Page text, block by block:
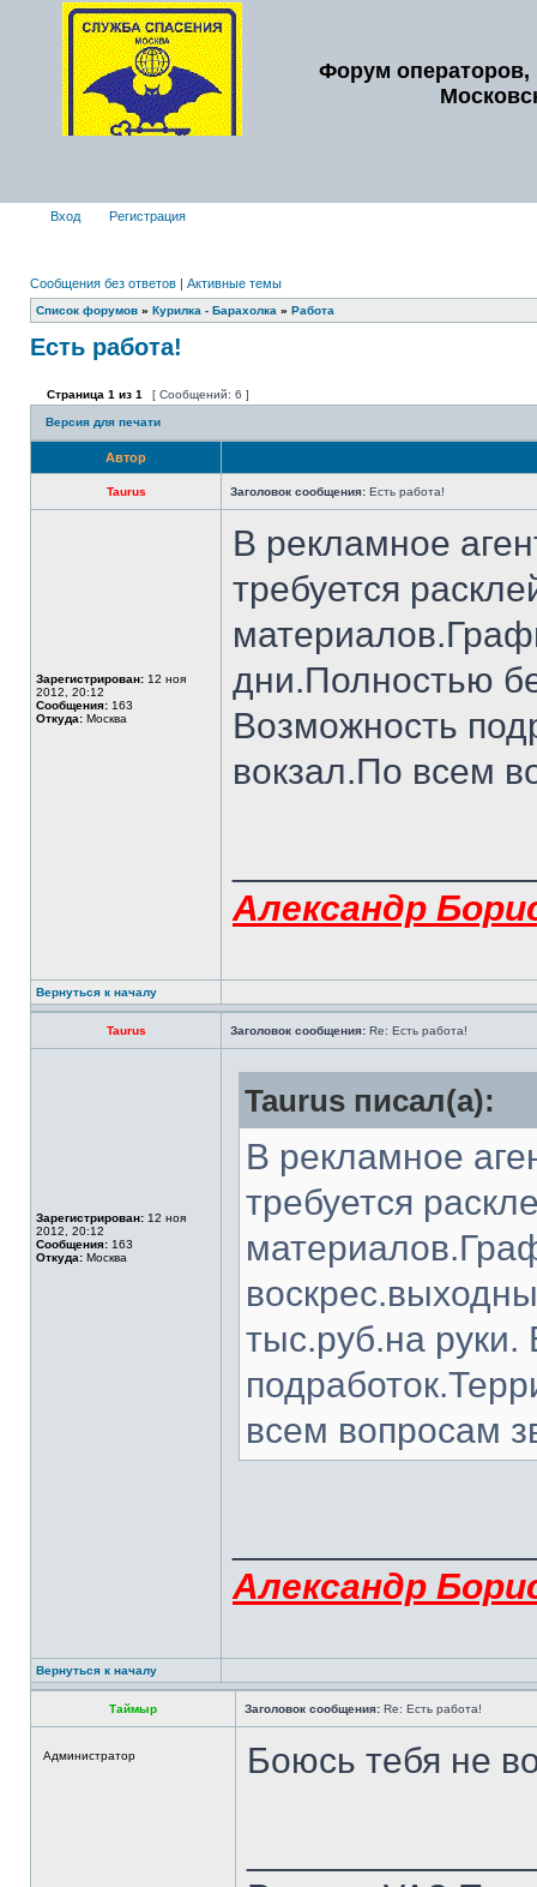
Форум операторов,
Вход Регистрация
Сообщения без ответов | Активные темы
Список форумов » Курилка - Барахолка » Работа
Есть работа!
Страница 1 из 1 [ Сообщений: 6 ]
Версия для печати
Автор
Taurus Заголовок сообщения: Есть работа!
Зарегистрирован: 12 ноя
2012, 20:12
Сообщения: 163
Откуда: Москва
В рекламное
требуется
дни.Полностью
Возможность
вокзал.По всем
Александр
Вернуться к началу
Taurus Заголовок сообщения: Re: Есть работа!
Зарегистрирован: 12 ноя
2012, 20:12
Сообщения: 163
Откуда: Москва
Taurus писал(а):
В рекламное
требуется
тыс.руб.на
всем вопросам
Александр
Вернуться к началу
Таймыр Заголовок сообщения: Re: Есть работа!
Администратор Боюсь тебя не